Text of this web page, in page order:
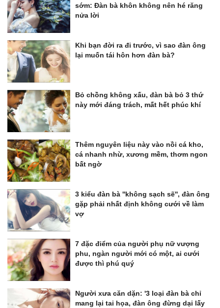
sớm: Đàn bà khôn không nên hé răng
nửa lời
Khi bạn đời ra đi trước, vì sao đàn ông
lại muốn tái hôn hơn đàn bà?
Bỏ chồng không xấu, đàn bà bỏ 3 thứ
này mới đáng trách, mất hết phúc khí
Thêm nguyên liệu này vào nồi cá kho,
cá nhanh nhừ, xương mềm, thơm ngon
bất ngờ
3 kiểu đàn bà ''không sạch sẽ'', đàn ông
gặp phải nhất định không cưới về làm
vợ
7 đặc điểm của người phụ nữ vượng
phu, ngàn người mới có một, ai cưới
được thì phú quý
Người xưa căn dặn: '3 loại đàn bà chỉ
mang lại tai họa, đàn ông đừng dại lấy